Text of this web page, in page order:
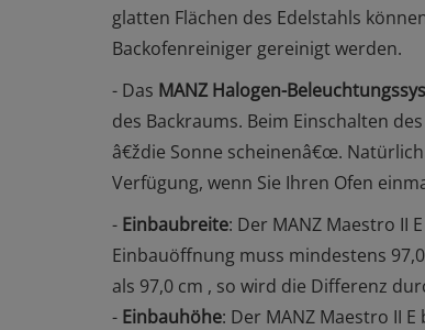
glatten Flächen des Edelstahls
Backofenreiniger gereinigt werden.
- Das MANZ Halogen-
des Backraums. Beim Einschalten
â€ždie Sonne scheinenâ€œ.
Verfügung, wenn Sie Ihren Ofen
- Einbaubreite: Der MANZ Maestro II
Einbauöffnung muss mindestens
als 97,0 cm , so wird die Differenz
- Einbauhöhe: Der MANZ Maestro II